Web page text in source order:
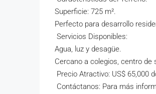
Superficie: 725 m².
Perfecto para desarrollo
Servicios Disponibles:
Agua, luz y desagüe.
Cercano a colegios, centro de
Precio Atractivo: US$ 65,000
Contáctanos: Para más